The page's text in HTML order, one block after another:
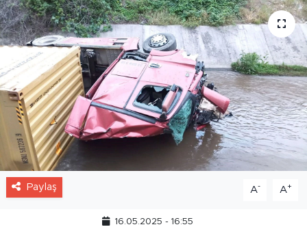
Paylaş A- A+
16.05.2025 - 16:55